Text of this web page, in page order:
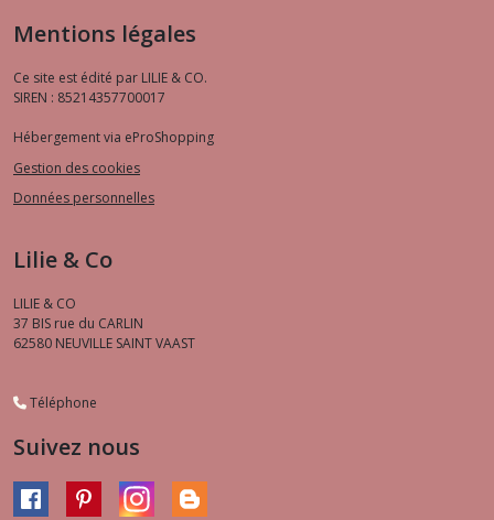
Mentions légales
Ce site est édité par LILIE & CO.
SIREN : 85214357700017
Hébergement via eProShopping
Gestion des cookies
Données personnelles
Lilie & Co
LILIE & CO
37 BIS rue du CARLIN
62580 NEUVILLE SAINT VAAST
Téléphone
Suivez nous